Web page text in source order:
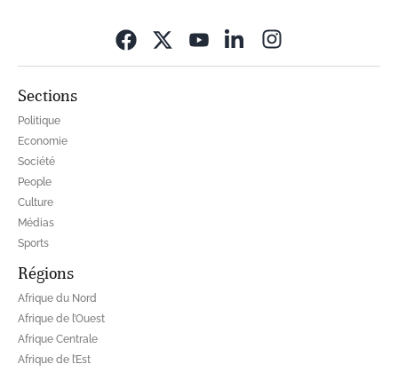
Sections
Politique
Economie
Société
People
Culture
Médias
Sports
Régions
Afrique du Nord
Afrique de l’Ouest
Afrique Centrale
Afrique de l’Est